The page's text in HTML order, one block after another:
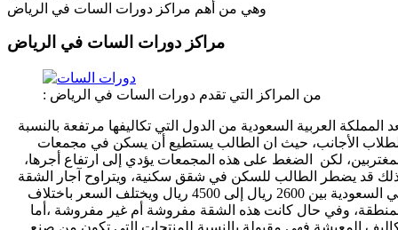
: من المراكز التي تقدم دورات السات في الرياض
المملكة العربية السعودية من الدول التي تكاليفها مرتفعة بالنسبة
الأجانب، حيث ان الطالب يستطيع أن يسكن في مجمعات
لكن الضغط على هذه المجمعات يؤدي إلى ارتفاع أجرها،
قد يضطر الطالب للسكن في شقق سكنية، ويتراوح آجار الشقة
في السعودية بين 2600 ريال إلى 4500 ريال ويختلف السعر باختلاف
وفي حال كانت هذه الشقة مفروشة أم غير مفروشة ،أما
المعيشة فهي مقبولة بالنسبة للمنتجات التي تكون من صنع